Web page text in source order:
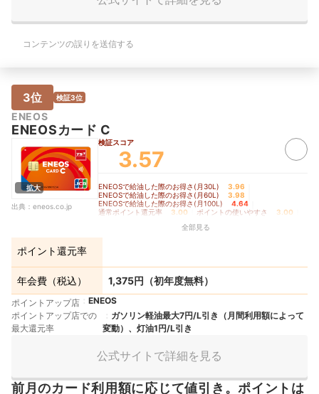
コンテンツの誤りを送信する
3位 検証3位
ENEOS
ENEOSカード C
拡大
出典： eneos.co.jp
検証スコア
3.57
ENEOSで給油した際のお得さ(月30L) 3.96
ENEOSで給油した際のお得さ(月60L) 3.98
ENEOSで給油した際のお得さ(月100L) 4.64
通常ポイント還元率 3.00 ポイントの使いやすさ 3.00
全部見る
ポイント還元率
年会費（税込） 1,375円（初年度無料）
ポイントアップ店
ENEOS
ポイントアップ店での
最大還元率
ガソリン軽油最大7円/L引き（月間利用額によって
変動）、灯油1円/L引き
公式サイトで詳細を見る
前月のカード利用額に応じて値引き。ポイントは